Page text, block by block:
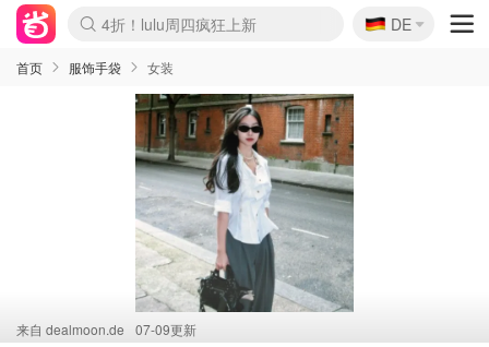
Boticinal 夏促开抢！
4折！lulu周四疯狂上新
还没结束！&OtherStories大促
Joybuy变相75折 随时失效
速领！Stanley独家85折
疑似霸哥！Camper额外叠85折
Zalando 奥莱闪促！每日更新
Moncler反季囤！5折起+叠9折
Coach Brooklyn仅€192
🇩🇪
DE
首页 服饰手袋 女装
来自 dealmoon.de 07-09更新